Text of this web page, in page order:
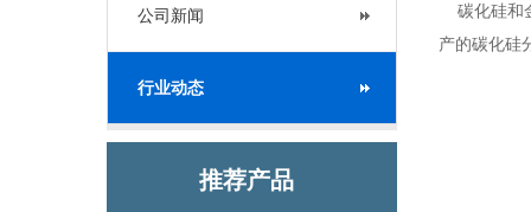
公司新闻
行业动态
推荐产品
碳化硅和
产的碳化硅